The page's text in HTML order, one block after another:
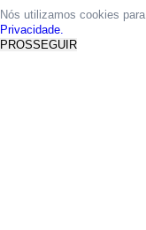
Nós utilizamos cookies
Privacidade.
PROSSEGUIR